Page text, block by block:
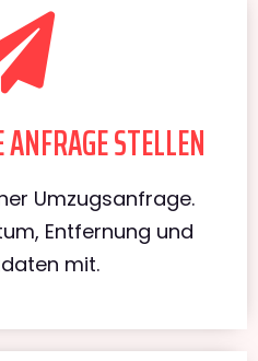
STELLEN
Umzugsanfrage.
Entfernung und
mit.